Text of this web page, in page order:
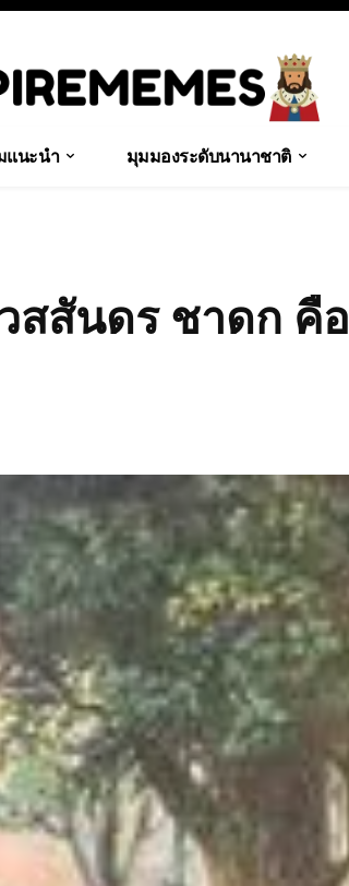
แนะนำ มุมมองระดับนานาชาติ
สสันดร ชาดก คือ